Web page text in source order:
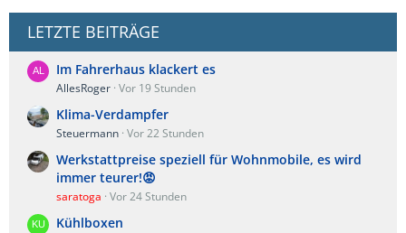
LETZTE BEITRÄGE
Im Fahrerhaus klackert es
AllesRoger Vor 19 Stunden
Klima-Verdampfer
Steuermann Vor 22 Stunden
Werkstattpreise speziell für Wohnmobile, es wird
immer teurer!😡
saratoga Vor 24 Stunden
Kühlboxen